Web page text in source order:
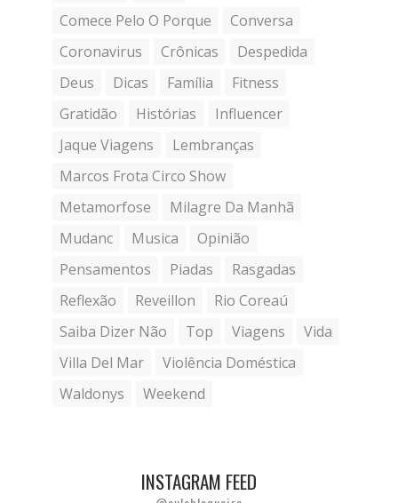
Comece Pelo O Porque
Conversa
Coronavirus
Crônicas
Despedida
Deus
Dicas Família
Fitness
Gratidão
Histórias
Influencer
Jaque Viagens
Lembranças
Marcos Frota Circo Show
Metamorfose
Milagre Da Manhã
Mudanc
Musica
Opinião
Pensamentos
Piadas
Rasgadas
Reflexão
Reveillon
Rio Coreaú
Saiba Dizer Não
Top Viagens
Vida
Villa Del Mar
Violência Doméstica
Waldonys
Weekend
INSTAGRAM FEED